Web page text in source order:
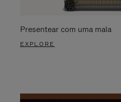
Presentear com uma mala
EXPLORE